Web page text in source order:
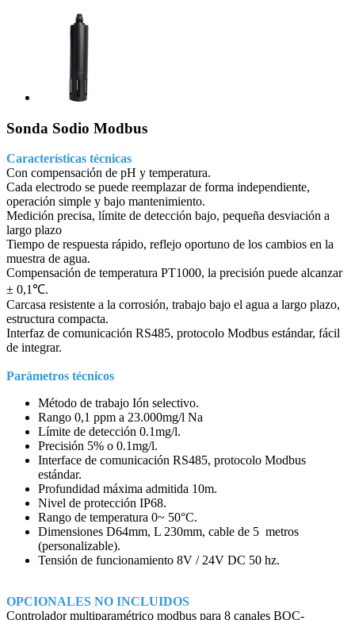
Sonda Sodio Modbus
Características técnicas
Con compensación de pH y temperatura.
Cada electrodo se puede reemplazar de forma independiente,
operación simple y bajo mantenimiento.
Medición precisa, límite de detección bajo, pequeña desviación a
largo plazo
Tiempo de respuesta rápido, reflejo oportuno de los cambios en la
muestra de agua.
Compensación de temperatura PT1000, la precisión puede alcanzar
± 0,1℃.
Carcasa resistente a la corrosión, trabajo bajo el agua a largo plazo,
estructura compacta.
Interfaz de comunicación RS485, protocolo Modbus estándar, fácil
de integrar.
Parámetros técnicos
Método de trabajo Ión selectivo.
Rango 0,1 ppm a 23.000mg/l Na
Límite de detección 0.1mg/l.
Precisión 5% o 0.1mg/l.
Interface de comunicación RS485, protocolo Modbus
estándar.
Profundidad máxima admitida 10m.
Nivel de protección IP68.
Rango de temperatura 0~ 50°C.
Dimensiones D64mm, L 230mm, cable de 5 metros
(personalizable).
Tensión de funcionamiento 8V / 24V DC 50 hz.
OPCIONALES NO INCLUIDOS
Controlador multiparamétrico modbus para 8 canales BQC-